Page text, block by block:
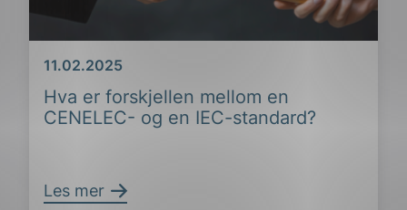
Hva er forskjellen mellom en
CENELEC- og en IEC-standard?
Dato
11.02.2025
Les mer